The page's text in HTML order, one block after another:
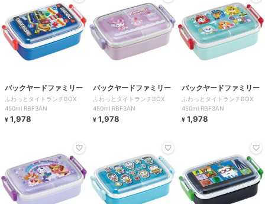
バックヤードファミリー
ふわっとタイトランチBOX
450ml RBF3AN
¥ 1,978
バックヤードファミリー
ふわっとタイトランチBOX
450ml RBF3AN
¥ 1,978
バックヤードファミリー
ふわっとタイトランチBOX
450ml RBF3AN
¥ 1,978